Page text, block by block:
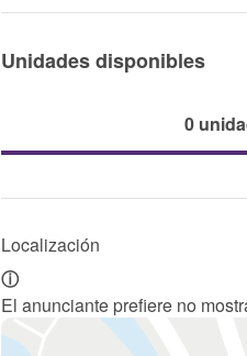
Unidades disponibles
0
Localización
ⓘ
El anunciante prefiere no